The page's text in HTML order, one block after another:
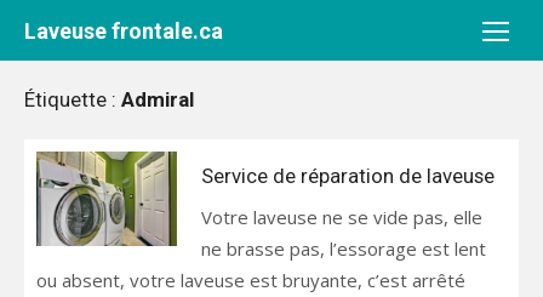
Laveuse frontale.ca
Étiquette : Admiral
Service de réparation de laveuse
Votre laveuse ne se vide pas, elle
ne brasse pas, l’essorage est lent
ou absent, votre laveuse est bruyante, c’est arrêté